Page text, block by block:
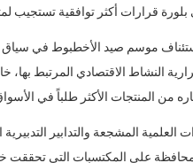
قرارات أكثر توافقية تستجيب
موسم صيد الأخطبوط في سياق
النشاط الاقتصادي المرتبط
من المنتجات الأكثر طلباً في
العلمية المشجعة والتدابير
على المكتسبات التي تحققت